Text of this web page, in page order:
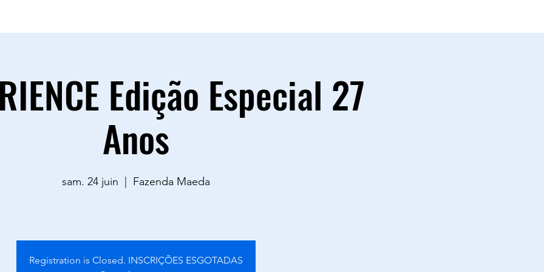
Edição Especial 27
Anos
sam. 24 juin Fazenda Maeda
Registration is Closed. INSCRIÇÕES ESGOTADAS